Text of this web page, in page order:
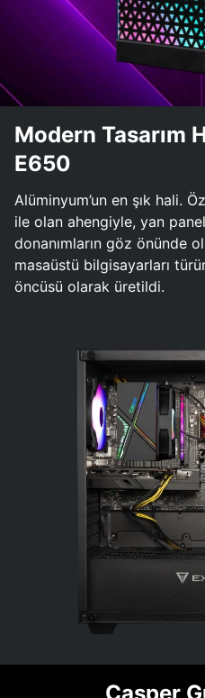
Modern Tasarım
E650
Alüminyum’un en şık hali.
ile olan ahengiyle, yan
donanımların göz önünde
masaüstü bilgisayarları
öncüsü olarak üretildi.